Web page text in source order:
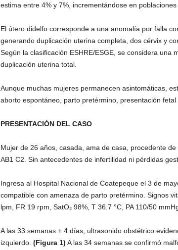
estima entre 4% y 7%, incrementándose en
El útero didelfo corresponde a una anomalía por falla
generando duplicación uterina completa, dos cérvix y
Según la clasificación ESHRE/ESGE, se considera una
duplicación uterina total.
Aunque muchas mujeres permanecen asintomáticas,
aborto espontáneo, parto pretérmino, presentación
PRESENTACIÓN DEL CASO
Mujer de 26 años, casada, ama de casa, procedente
AB1 C2. Sin antecedentes de infertilidad ni pérdidas
Ingresa al Hospital Nacional de Coatepeque el 3 de
compatible con amenaza de parto pretérmino. Signos
lpm, FR 19 rpm, SatO₂ 98%, T 36.7 °C, PA 110/50
A las 33 semanas + 4 días, ultrasonido obstétrico
izquierdo. (Figura 1) A las 34 semanas se confirmó